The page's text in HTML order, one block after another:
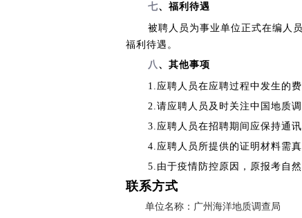
七、福利待遇
被聘人员为事业单位正式在编人
福利待遇。
八 、其他事项
1.应聘人员在应聘过程中发生的费
2.请应聘人员及时关注中国地质
3.应聘人员在招聘期间应保持通
4.应聘人员所提供的证明材料需
5.由于疫情防控原因，原报考自
联系方式
单位名称：广州海洋地质调查局